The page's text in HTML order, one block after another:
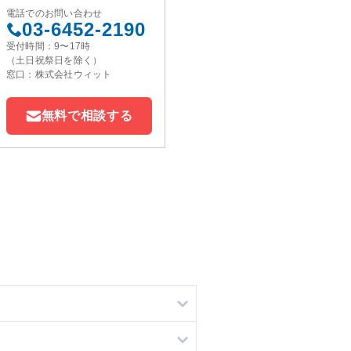
電話でのお問い合わせ
03-6452-2190
受付時間：9〜17時
（土日祝祭日を除く）
窓口：株式会社ウィット
無料で相談する